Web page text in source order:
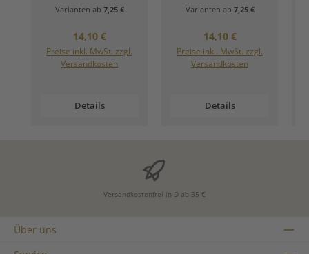
Varianten ab 7,25 €
Regulärer Preis:
14,10 €
Preise inkl. MwSt. zzgl.
Versandkosten
Details
Varianten ab 7,25 €
Regulärer Preis:
14,10 €
Preise inkl. MwSt. zzgl.
Versandkosten
Details
Versandkostenfrei in D ab 35 €
Über uns